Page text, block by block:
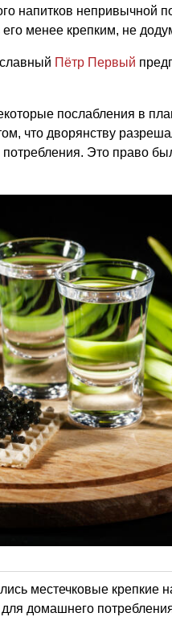
напитков непривычной
менее крепким, не
Пётр Первый
послабления в
что дворянству
Это право
местечковые крепкие
домашнего